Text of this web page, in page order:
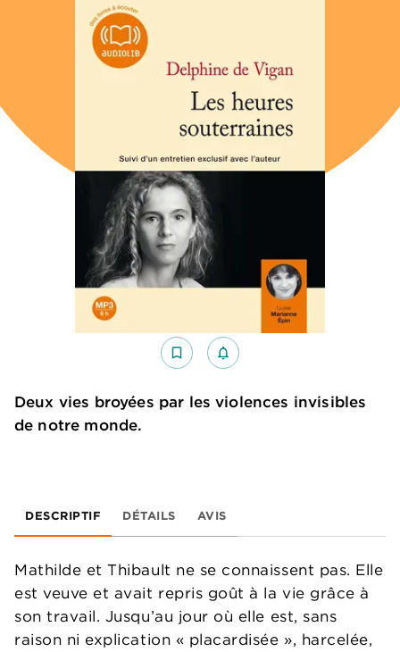
bookmark_border notifications_none_outlined
Deux vies broyées par les violences invisibles
de notre monde.
DESCRIPTIF DÉTAILS AVIS
Mathilde et Thibault ne se connaissent pas. Elle
est veuve et avait repris goût à la vie grâce à
son travail. Jusqu’au jour où elle est, sans
raison ni explication « placardisée », harcelée,